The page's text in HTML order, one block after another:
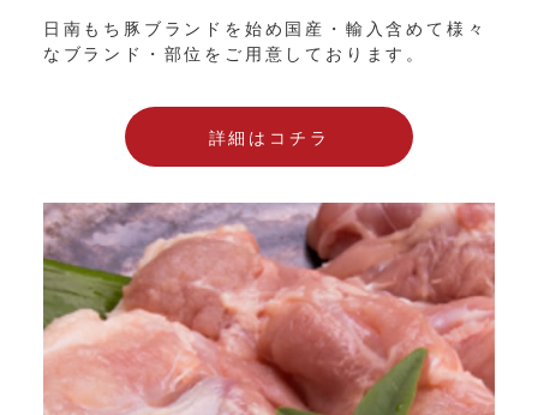
日南もち豚ブランドを始め国産・輸入含めて様々
なブランド・部位をご用意しております。
詳細はコチラ